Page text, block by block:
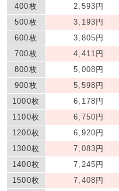
400枚
2,593円
500枚
3,193円
600枚
3,805円
700枚
4,411円
800枚
5,008円
900枚
5,598円
1000枚
6,178円
1100枚
6,750円
1200枚
6,920円
1300枚
7,083円
1400枚
7,245円
1500枚
7,408円